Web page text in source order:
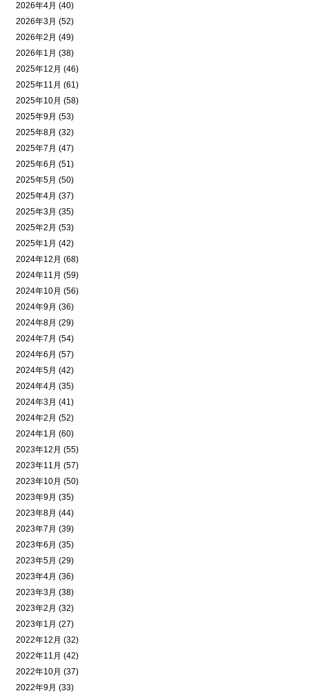
2026年4月 (40)
2026年3月 (52)
2026年2月 (49)
2026年1月 (38)
2025年12月 (46)
2025年11月 (61)
2025年10月 (58)
2025年9月 (53)
2025年8月 (32)
2025年7月 (47)
2025年6月 (51)
2025年5月 (50)
2025年4月 (37)
2025年3月 (35)
2025年2月 (53)
2025年1月 (42)
2024年12月 (68)
2024年11月 (59)
2024年10月 (56)
2024年9月 (36)
2024年8月 (29)
2024年7月 (54)
2024年6月 (57)
2024年5月 (42)
2024年4月 (35)
2024年3月 (41)
2024年2月 (52)
2024年1月 (60)
2023年12月 (55)
2023年11月 (57)
2023年10月 (50)
2023年9月 (35)
2023年8月 (44)
2023年7月 (39)
2023年6月 (35)
2023年5月 (29)
2023年4月 (36)
2023年3月 (38)
2023年2月 (32)
2023年1月 (27)
2022年12月 (32)
2022年11月 (42)
2022年10月 (37)
2022年9月 (33)